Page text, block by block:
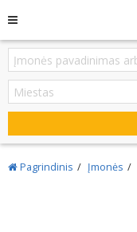
Pagrindinis Įmonės